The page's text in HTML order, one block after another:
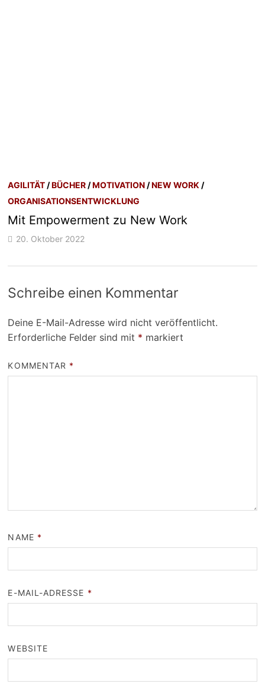
AGILITÄT /BÜCHER /MOTIVATION /NEW WORK /
ORGANISATIONSENTWICKLUNG
Mit Empowerment zu New Work
20. Oktober 2022
Schreibe einen Kommentar
Deine E-Mail-Adresse wird nicht veröffentlicht.
Erforderliche Felder sind mit * markiert
KOMMENTAR *
NAME *
E-MAIL-ADRESSE *
WEBSITE